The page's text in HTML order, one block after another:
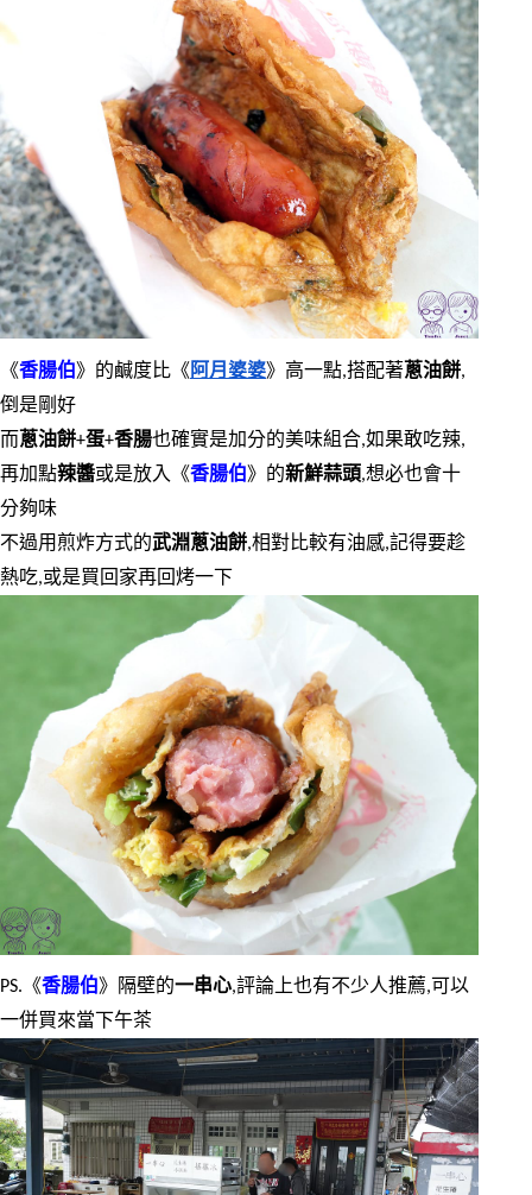
《香腸伯 》的鹹度比《 阿月婆婆》高一點,搭配著蔥油餅,
倒是剛好
而蔥油餅+蛋+香腸也確實是加分的美味組合,如果敢吃辣,
再加點辣醬或是放入《香腸伯 》的新鮮蒜頭,想必也會十
分夠味
不過用煎炸方式的武淵蔥油餅,相對比較有油感,記得要趁
熱吃,或是買回家再回烤一下
PS.《香腸伯 》隔壁的一串心,評論上也有不少人推薦,可以
一併買來當下午茶